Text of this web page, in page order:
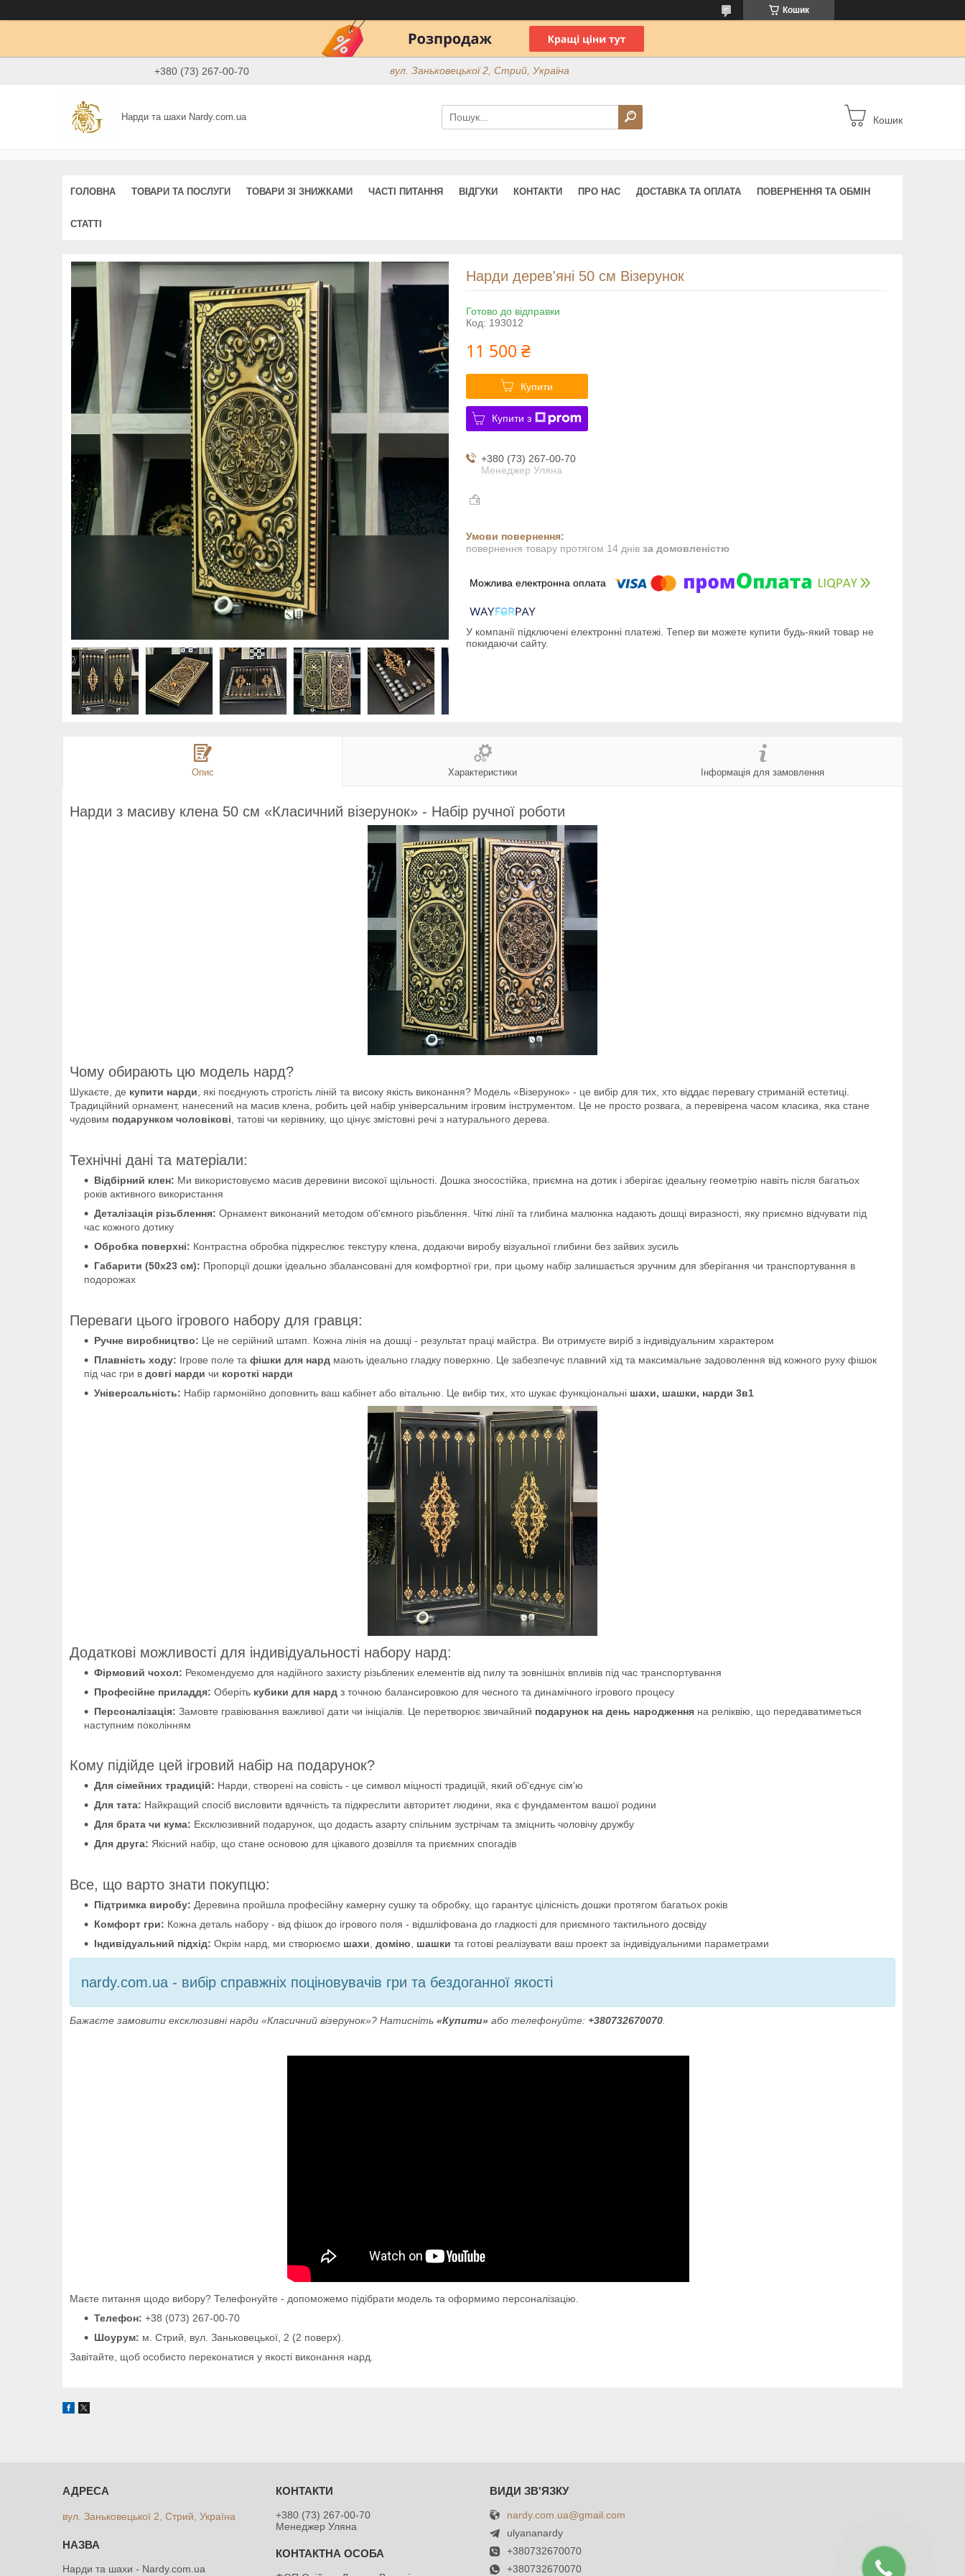
Кошик
+380 (73) 267-00-70 вул. Заньковецької 2, Стрий, Україна
Нарди та шахи Nardy.com.ua Кошик
ГОЛОВНА ТОВАРИ ТА ПОСЛУГИ ТОВАРИ ЗІ ЗНИЖКАМИ ЧАСТІ ПИТАННЯ ВІДГУКИ КОНТАКТИ ПРО НАС ДОСТАВКА ТА ОПЛАТА ПОВЕРНЕННЯ ТА ОБМІН
СТАТТІ
Нарди дерев'яні 50 см Візерунок
Готово до відправки
Код: 193012
11 500 ₴
Купити
Купити з
+380 (73) 267-00-70
Менеджер Уляна
повернення товару протягом 14 днів за домовленістю
У компанії підключені електронні платежі. Тепер ви можете купити будь-який товар не
покидаючи сайту.
Опис Характеристики Інформація для замовлення
Нарди з масиву клена 50 см «Класичний візерунок» - Набір ручної роботи
Чому обирають цю модель нард?
Шукаєте, де купити нарди , які поєднують строгість ліній та високу якість виконання? Модель «Візерунок» - це вибір для тих, хто віддає перевагу стриманій естетиці.
Традиційний орнамент, нанесений на масив клена, робить цей набір універсальним ігровим інструментом. Це не просто розвага, а перевірена часом класика, яка стане
чудовим подарунком чоловікові , татові чи керівнику, що цінує змістовні речі з натурального дерева.
Технічні дані та матеріали:
Відбірний клен: Ми використовуємо масив деревини високої щільності. Дошка зносостійка, приємна на дотик і зберігає ідеальну геометрію навіть після багатьох
років активного використання
Деталізація різьблення: Орнамент виконаний методом об'ємного різьблення. Чіткі лінії та глибина малюнка надають дошці виразності, яку приємно відчувати під
час кожного дотику
Обробка поверхні: Контрастна обробка підкреслює текстуру клена, додаючи виробу візуальної глибини без зайвих зусиль
Габарити (50х23 см): Пропорції дошки ідеально збалансовані для комфортної гри, при цьому набір залишається зручним для зберігання чи транспортування в
подорожах
Переваги цього ігрового набору для гравця:
Ручне виробництво: Це не серійний штамп. Кожна лінія на дошці - результат праці майстра. Ви отримуєте виріб з індивідуальним характером
Плавність ходу: Ігрове поле та фішки для нард мають ідеально гладку поверхню. Це забезпечує плавний хід та максимальне задоволення від кожного руху фішок
під час гри в довгі нарди чи короткі нарди
Універсальність: Набір гармонійно доповнить ваш кабінет або вітальню. Це вибір тих, хто шукає функціональні шахи, шашки, нарди 3в1
Додаткові можливості для індивідуальності набору нард:
Фірмовий чохол: Рекомендуємо для надійного захисту різьблених елементів від пилу та зовнішніх впливів під час транспортування
Професійне приладдя: Оберіть кубики для нард з точною балансировкою для чесного та динамічного ігрового процесу
Персоналізація: Замовте гравіювання важливої дати чи ініціалів. Це перетворює звичайний подарунок на день народження на реліквію, що передаватиметься
наступним поколінням
Кому підійде цей ігровий набір на подарунок?
Для сімейних традицій: Нарди, створені на совість - це символ міцності традицій, який об'єднує сім'ю
Для тата: Найкращий спосіб висловити вдячність та підкреслити авторитет людини, яка є фундаментом вашої родини
Для брата чи кума: Ексклюзивний подарунок, що додасть азарту спільним зустрічам та зміцнить чоловічу дружбу
Для друга: Якісний набір, що стане основою для цікавого дозвілля та приємних спогадів
Все, що варто знати покупцю:
Підтримка виробу: Деревина пройшла професійну камерну сушку та обробку, що гарантує цілісність дошки протягом багатьох років
Комфорт гри: Кожна деталь набору - від фішок до ігрового поля - відшліфована до гладкості для приємного тактильного досвіду
Індивідуальний підхід: Окрім нард, ми створюємо шахи, доміно, шашки та готові реалізувати ваш проект за індивідуальними параметрами
nardy.com.ua - вибір справжніх поціновувачів гри та бездоганної якості
Бажаєте замовити ексклюзивні нарди «Класичний візерунок»? Натисніть «Купити» або телефонуйте: +380732670070
Маєте питання щодо вибору? Телефонуйте - допоможемо підібрати модель та оформимо персоналізацію.
Телефон: +38 (073) 267-00-70
Шоурум: м. Стрий, вул. Заньковецької, 2 (2 поверх).
Завітайте, щоб особисто переконатися у якості виконання нард.
вул. Заньковецької 2, Стрий, Україна
Нарди та шахи - Nardy.com.ua
+380 (73) 267-00-70
Менеджер Уляна
nardy.com.ua@gmail.com
ulyananardy
+380732670070
+380732670070